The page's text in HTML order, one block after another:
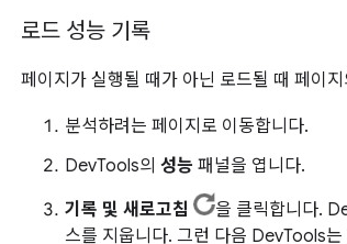
로드 성능 기록
페이지가 실행될 때가 아닌 로드될 때 페이
분석하려는 페이지로 이동합니다.
DevTools의 성능 패널을 엽니다.
기록 및 새로고침
을 클릭합니다.
스를 지웁니다. 그런 다음 DevTools